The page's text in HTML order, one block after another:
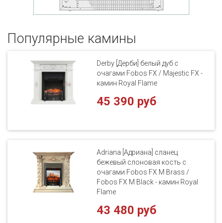
Популярные кaмины
Derby [Дерби] белый дуб с
очагами Fobos FX / Majestic FX -
камин Royal Flame
45 390 руб
Adriana [Адриана] сланец
бежевый слоновая кость с
очагами Fobos FX M Brass /
Fobos FX M Black - камин Royal
Flame
43 480 руб